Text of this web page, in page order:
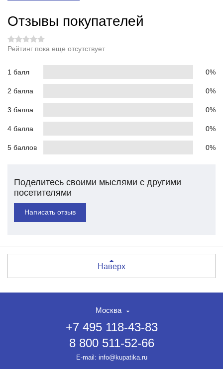
Отзывы покупателей
Рейтинг пока еще отсутствует
1 балл 0%
2 балла 0%
3 балла 0%
4 балла 0%
5 баллов 0%
Поделитесь своими мыслями с другими
посетителями
Написать отзыв
Наверх
Москва
+7 495 118-43-83
8 800 511-52-66
E-mail: info@kupatika.ru